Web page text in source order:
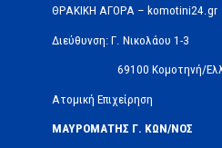
ΘΡΑΚΙΚΗ ΑΓΟΡΑ – komotini24.gr
Διεύθυνση: Γ. Νικολάου 1-3
69100 Κομοτηνή/
Ατομική Επιχείρηση
ΜΑΥΡΟΜΑΤΗΣ Γ. ΚΩΝ/ΝΟΣ